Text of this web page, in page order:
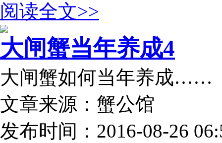
阅读全文>>
大闸蟹当年养成4
大闸蟹如何当年养成……
文章来源：蟹公馆
发布时间：2016-08-26